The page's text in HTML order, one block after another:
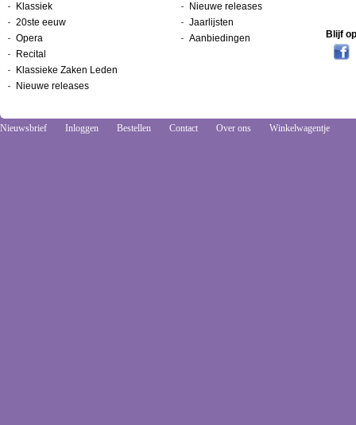
Klassiek
20ste eeuw
Opera
Recital
Klassieke Zaken Leden
Nieuwe releases
Nieuwe releases
Jaarlijsten
Aanbiedingen
Blijf
Nieuwsbrief Inloggen Bestellen Contact Over ons Winkelwagentje